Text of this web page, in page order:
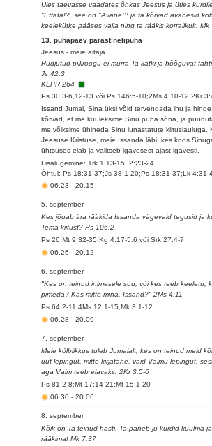
Üles taevasse vaadates õhkas Jeesus ja ütles
"Effata!?, see on "Avane!? ja ta kõrvad avanesid
keelekütke pääses valla ning ta rääkis korralikult. Mk
13. pühapäev pärast nelipüha
Jeesus - meie aitaja
Rudjutud pilliroogu ei murra Ta katki ja hõõguvat
Js 42:3
KLPR 264
Ps 30:3-6,12-13 või Ps 146:5-10;2Ms 4:10-12;2Kr
Issand Jumal, Sina üksi võid tervendada ihu ja
kõrvad, et me kuuleksime Sinu püha sõna, ja
me võiksime ühineda Sinu lunastatute kiituslauluga.
Jeesuse Kristuse, meie Issanda läbi, kes koos
ühtsuses elab ja valitseb igavesest ajast igavesti.
Lisalugemine: Trk 1:13-15; 2:23-24
Õhtul: Ps 18:31-37;Js 38:1-20;Ps 18:31-37;Lk 4:31-
06.23-20.15
5. september
Kes jõuab ära rääkida Issanda vägevaid tegusid ja
Tema kiitust? Ps 106:2
Ps 26;Mt 9:32-35;Kg 4:17-5:6 või Srk 27:4-7
06.26-20.12
6. september
"Kes on teinud inimesele suu, või kes teeb keeletu,
pimeda? Kas mitte mina, Issand?" 2Ms 4:11
Ps 64:2-11;4Ms 12:1-15;Mk 3:1-12
06.28-20.09
7. september
Meie kõlblikkus tuleb Jumalalt, kes on teinud meid
uut lepingut, mitte kirjatähe, vaid Vaimu lepingut,
aga Vaim teeb elavaks. 2Kr 3:5-6
Ps 81:2-8;Mt 17:14-21;Mt 15:1-20
06.30-20.06
8. september
Kõik on Ta teinud hästi, Ta paneb ju kurdid kuulma
rääkima! Mk 7:37